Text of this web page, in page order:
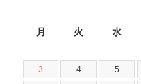
月 火 水
3 4 5